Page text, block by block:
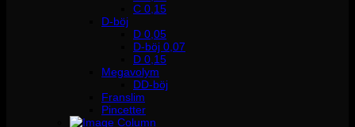
C 0,15
D-böj
D 0,05
D-böj 0,07
D 0,15
Megavolym
DD-böj
Franslim
Pincetter